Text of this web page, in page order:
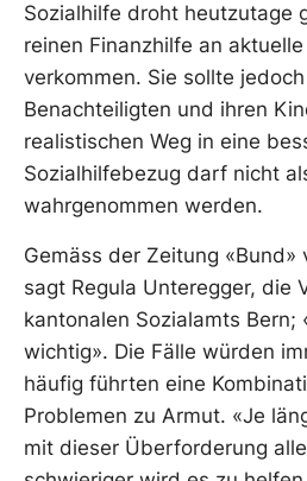
Sozialhilfe droht heutzutage
reinen Finanzhilfe an
verkommen. Sie sollte
Benachteiligten und ihren
realistischen Weg in eine
Sozialhilfebezug darf nicht
wahrgenommen werden.
Gemäss der Zeitung «Bund»
sagt Regula Unteregger, die
kantonalen Sozialamts Bern;
wichtig». Die Fälle würden
häufig führten eine
Problemen zu Armut. «Je
mit dieser Überforderung